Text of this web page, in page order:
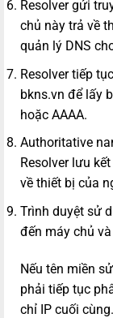
Resolver gửi
chủ này trả về
quản lý DNS
Resolver tiếp
bkns.vn để lấy
hoặc AAAA.
Authoritative
Resolver lưu
về thiết bị của
Trình duyệt sử
đến máy chủ
Nếu tên miền
phải tiếp tục
chỉ IP cuối